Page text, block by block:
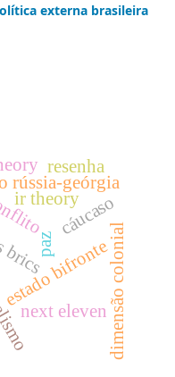
externa brasileira
paz
rússia-geórgia
cáucaso
estado bifrontedimensão colonial
next eleven
ir theory
resenha